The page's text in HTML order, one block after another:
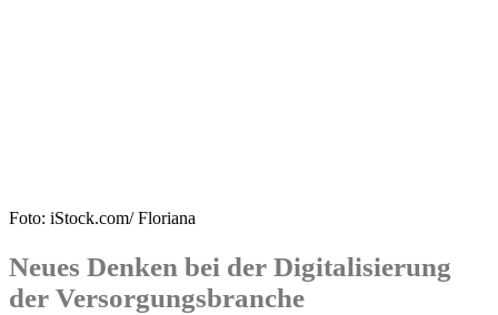
Foto: iStock.com/ Floriana
Neues Denken bei der Digitalisierung
der Versorgungsbranche